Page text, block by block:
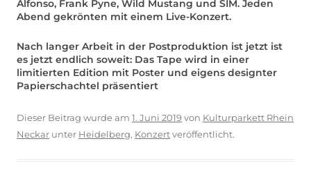
Alfonso, Frank Pyne, Wild Mustang und SIM. Jeden
Abend gekrönten mit einem Live-Konzert.
Nach langer Arbeit in der Postproduktion ist jetzt ist
es jetzt endlich soweit: Das Tape wird in einer
limitierten Edition mit Poster und eigens designter
Papierschachtel präsentiert
Dieser Beitrag wurde am 1. Juni 2019von Kulturparkett Rhein
Neckar unter Heidelberg, Konzertveröffentlicht.